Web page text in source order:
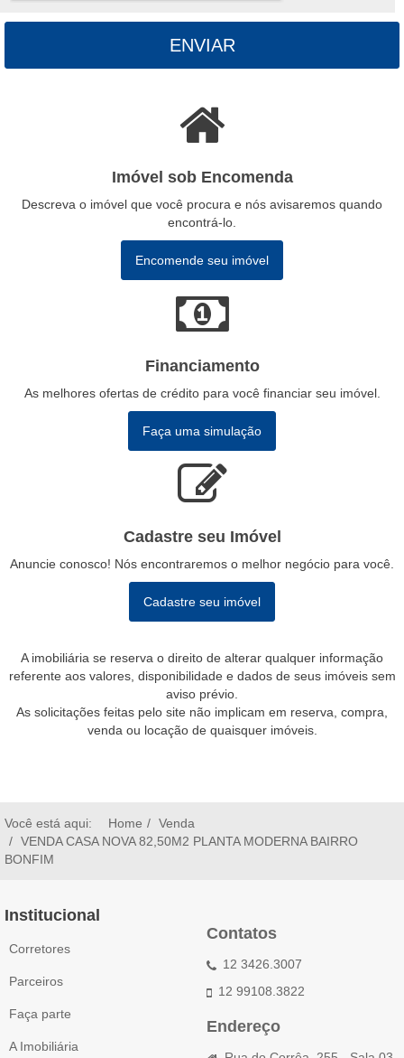
ENVIAR
Imóvel sob Encomenda
Descreva o imóvel que você procura e nós avisaremos quando
encontrá-lo.
Encomende seu imóvel
Financiamento
As melhores ofertas de crédito para você financiar seu imóvel.
Faça uma simulação
Cadastre seu Imóvel
Anuncie conosco! Nós encontraremos o melhor negócio para você.
Cadastre seu imóvel
A imobiliária se reserva o direito de alterar qualquer informação
referente aos valores, disponibilidade e dados de seus imóveis sem
aviso prévio.
As solicitações feitas pelo site não implicam em reserva, compra,
venda ou locação de quaisquer imóveis.
Você está aqui: Home
Venda
VENDA CASA NOVA 82,50M2 PLANTA MODERNA BAIRRO
BONFIM
Institucional
Corretores
Parceiros
Faça parte
A Imobiliária
Contatos
12 3426.3007
12 99108.3822
Endereço